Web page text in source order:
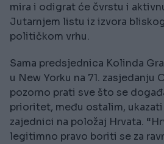
mira i odigrat će čvrstu i
Jutarnjem listu iz izvora
političkom vrhu.
Sama predsjednica Kolinda
u New Yorku na 71. zasjedanju
pozorno prati sve što se
prioritet, među ostalim,
zajednici na položaj Hrvata.
legitimno pravo boriti se za